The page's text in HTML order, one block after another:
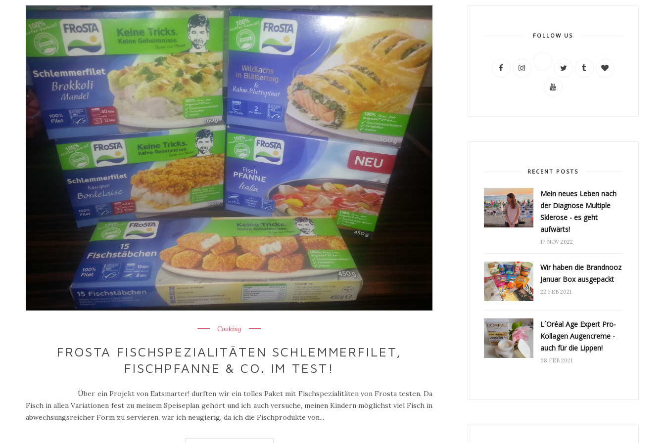
Cooking
FROSTA FISCHSPEZIALITÄTEN SCHLEMMERFILET,
FISCHPFANNE & CO. IM TEST!
Über ein Projekt von Eatsmarter! durften wir ein tolles Paket mit Fischspezialitäten von Frosta testen. Da
Fisch in allen Variationen fest zu meinem Speiseplan gehört und ich auch versuche, meinen Kindern möglichst viel Fisch in
abwechsungsreicher Form zu servieren, war ich neugierig, da ich die Fischprodukte von...
FOLLOW US
RECENT POSTS
Mein neues Leben nach
der Diagnose Multiple
Sklerose - es geht
aufwärts!
17 NOV 2022
Wir haben die Brandnooz
Januar Box ausgepackt
22 FEB 2021
L´Oréal Age Expert Pro-
Kollagen Augencreme -
auch für die Lippen!
08 FEB 2021